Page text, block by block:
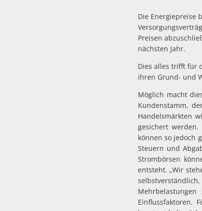
Die Energiepreise
Preisen
nächsten Jahr.
Dies alles trifft für
ihren Grund- und
Möglich macht
Kundenstamm,
Handelsmärkten
gesichert
können so jedoch
Steuern und
Strombörsen
entsteht. „Wir
Einflussfaktoren.